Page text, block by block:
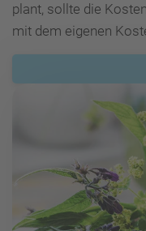
plant, sollte die
mit dem eigenen